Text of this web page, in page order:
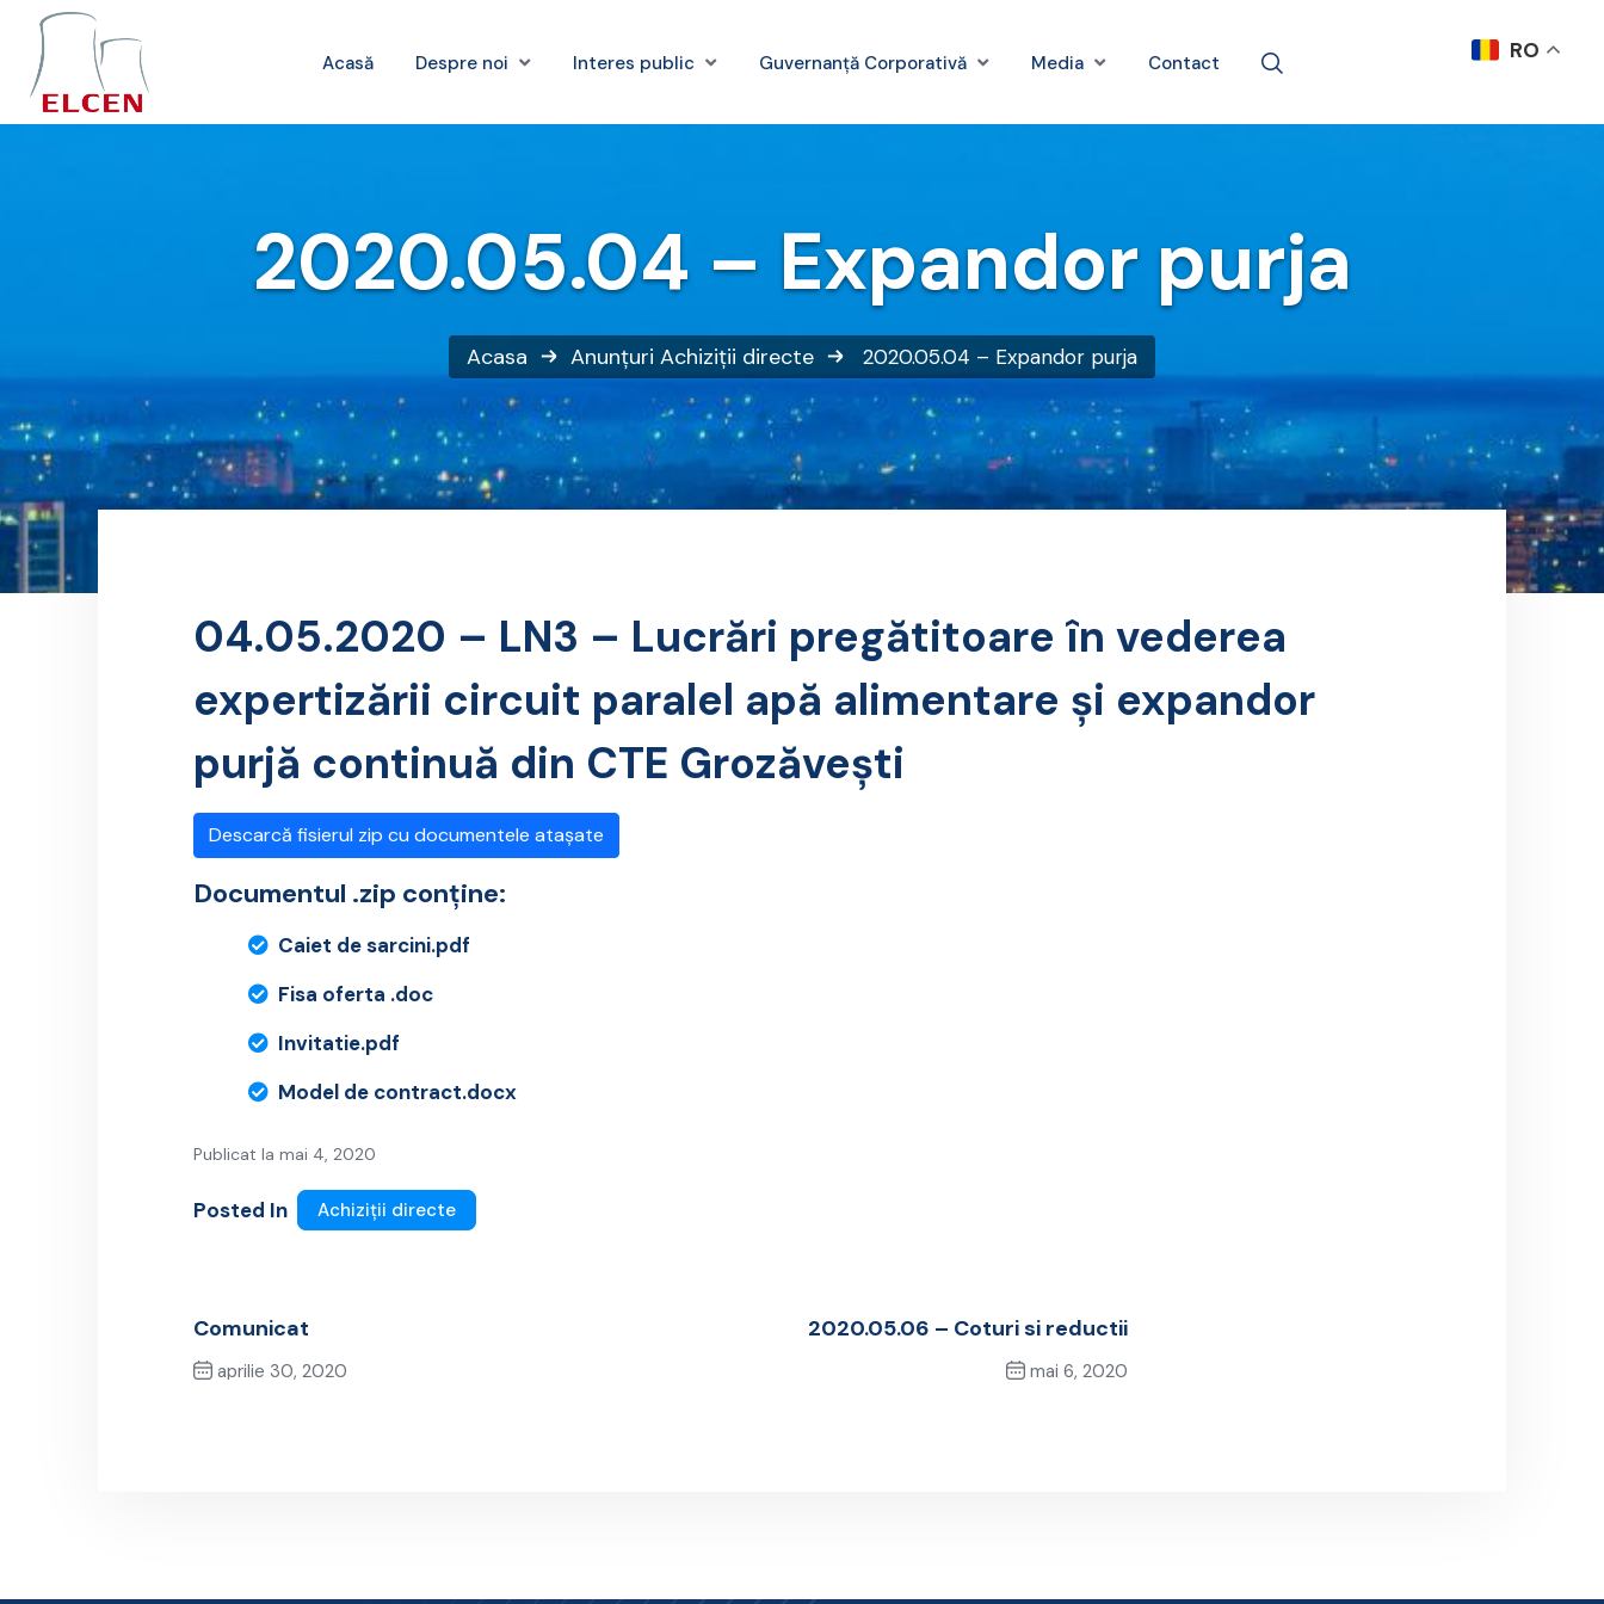
Acasă Despre noi Interes public Guvernanță Corporativă Media Contact
2020.05.04 – Expandor purja
Acasa Anunțuri Achiziții directe 2020.05.04 – Expandor purja
04.05.2020 – LN3 – Lucrări pregătitoare în vederea
expertizării circuit paralel apă alimentare și expandor
purjă continuă din CTE Grozăvești
Descarcă fisierul zip cu documentele atașate
Documentul .zip conține:
Caiet de sarcini.pdf
Fisa oferta .doc
Invitatie.pdf
Model de contract.docx
Publicat la mai 4, 2020
Posted In Achiziții directe
Comunicat
aprilie 30, 2020
2020.05.06 – Coturi si reductii
mai 6, 2020
RO